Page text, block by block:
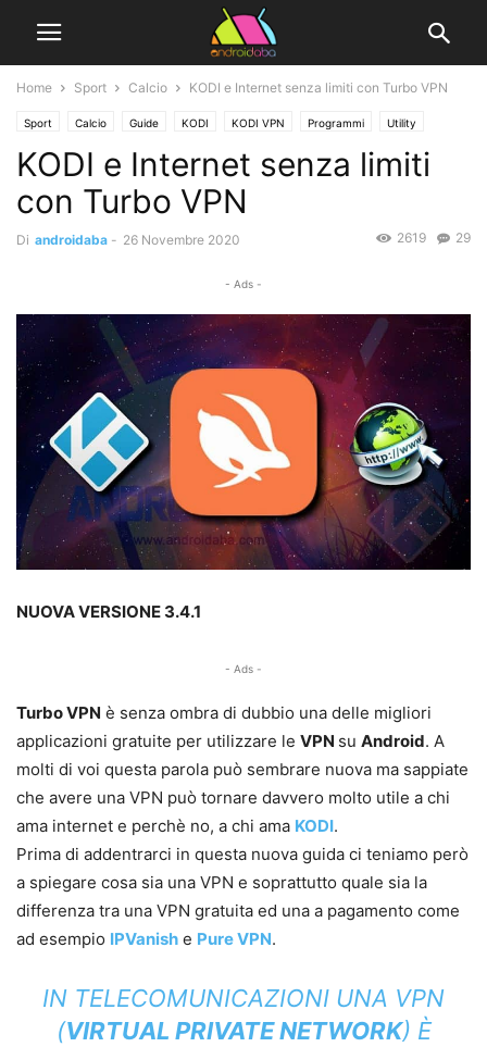
Home Sport Calcio KODI e Internet senza limiti con Turbo VPN
Sport Calcio Guide KODI KODI VPN Programmi Utility
Video Tutorial
KODI e Internet senza limiti
con Turbo VPN
Di androidaba - 26 Novembre 2020 29
2619
- Ads -
NUOVA VERSIONE 3.4.1
- Ads -
Turbo VPN è senza ombra di dubbio una delle migliori
applicazioni gratuite per utilizzare le VPN su Android. A
molti di voi questa parola può sembrare nuova ma sappiate
che avere una VPN può tornare davvero molto utile a chi
ama internet e perchè no, a chi ama KODI.
Prima di addentrarci in questa nuova guida ci teniamo però
a spiegare cosa sia una VPN e soprattutto quale sia la
differenza tra una VPN gratuita ed una a pagamento come
ad esempio IPVanish e Pure VPN.
IN TELECOMUNICAZIONI UNA VPN
(VIRTUAL PRIVATE NETWORK) È